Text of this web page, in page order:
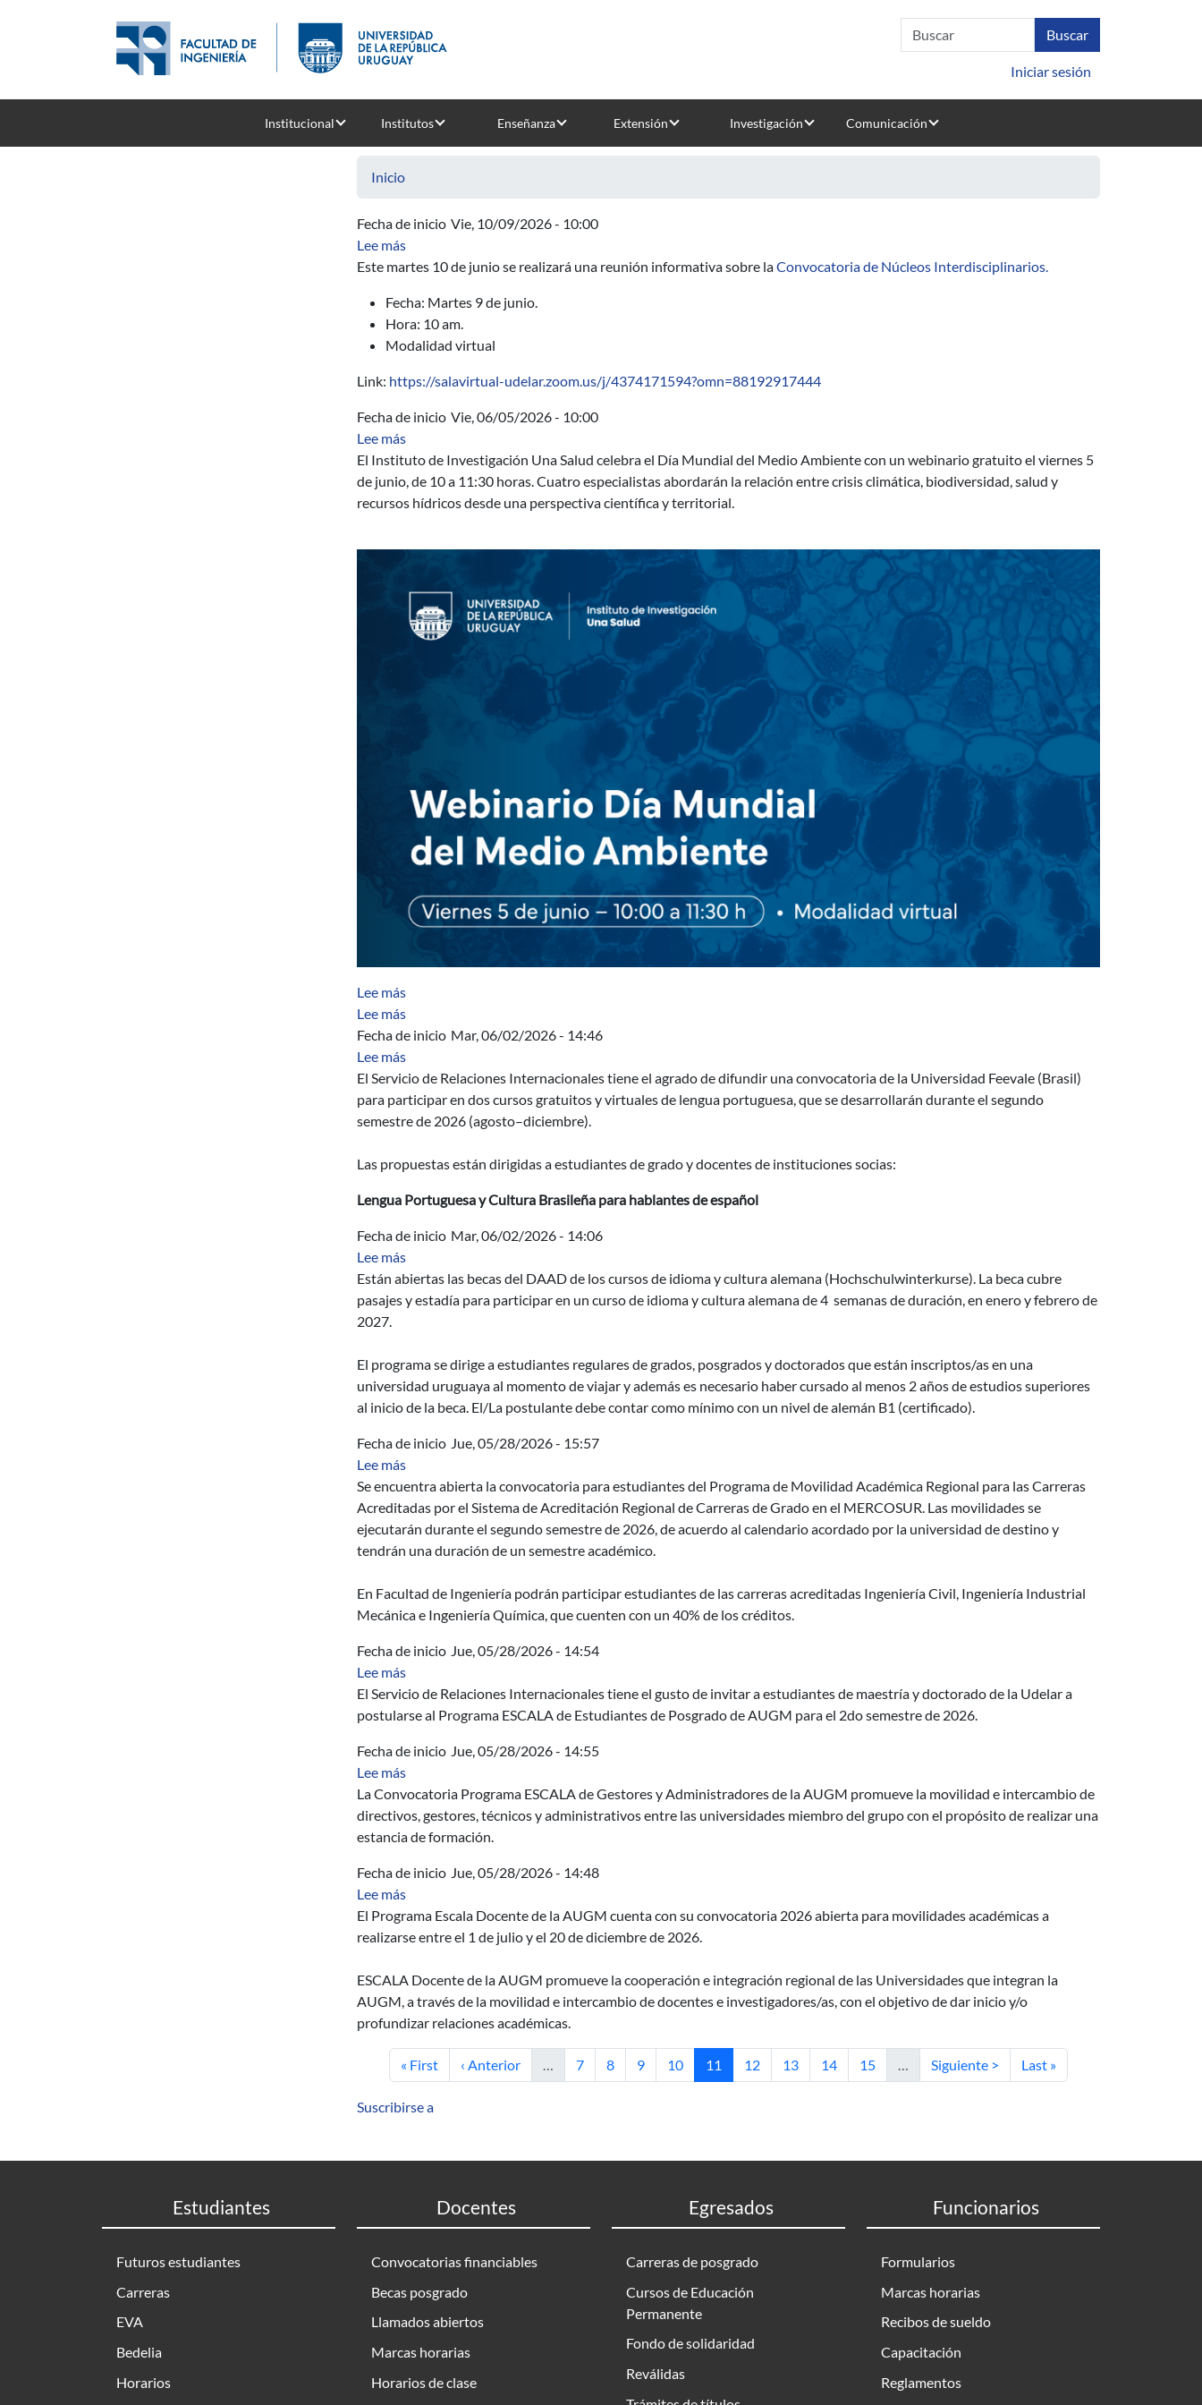
Iniciar sesión
Institucional Institutos Enseñanza Extensión Investigación Comunicación
Inicio
Fecha de inicio Vie, 10/09/2026 - 10:00
Lee mássobre Reunión informativa sobre la Convocatoria de Núcleos Interdisciplinarios
Este martes 10 de junio se realizará una reunión informativa sobre laConvocatoria de Núcleos Interdisciplinarios.
Fecha: Martes 9 de junio.
Hora: 10 am.
Modalidad virtual
Link: https://salavirtual-udelar.zoom.us/j/4374171594?omn=88192917444
Fecha de inicio Vie, 06/05/2026 - 10:00
Lee mássobre Webinario Día Mundial del Medio Ambiente
El Instituto de Investigación Una Salud celebra el Día Mundial del Medio Ambiente con un webinario gratuito el viernes 5
de junio, de 10 a 11:30 horas. Cuatro especialistas abordarán la relación entre crisis climática, biodiversidad, salud y
recursos hídricos desde una perspectiva científica y territorial.
Lee mássobre Taller de seguridad informática
Lee mássobre Int. a la seguridad informática
Fecha de inicio Mar, 06/02/2026 - 14:46
Lee mássobre Cursos gratuitos y virtuales de lengua portuguesa para estudiantes y docentes
El Servicio de Relaciones Internacionales tiene el agrado de difundir una convocatoria de la Universidad Feevale (Brasil)
para participar en dos cursos gratuitos y virtuales de lengua portuguesa, que se desarrollarán durante el segundo
semestre de 2026 (agosto–diciembre).
Las propuestas están dirigidas a estudiantes de grado y docentes de instituciones socias:
Lengua Portuguesa y Cultura Brasileña para hablantes de español
Fecha de inicio Mar, 06/02/2026 - 14:06
Lee mássobre DAAD: Becas de movilidad para cursos de idioma y cultura alemana
Están abiertas las becas del DAAD de los cursos de idioma y cultura alemana (Hochschulwinterkurse). La beca cubre
pasajes y estadía para participar en un curso de idioma y cultura alemana de 4 semanas de duración, en enero y febrero de
2027.
El programa se dirige a estudiantes regulares de grados, posgrados y doctorados que están inscriptos/as en una
universidad uruguaya al momento de viajar y además es necesario haber cursado al menos 2 años de estudios superiores
al inicio de la beca. El/La postulante debe contar como mínimo con un nivel de alemán B1 (certificado).
Fecha de inicio Jue, 05/28/2026 - 15:57
Lee mássobre Convocatoria de movilidad para estudiantes de grado Programa MARCA 2026
Se encuentra abierta la convocatoria para estudiantes del Programa de Movilidad Académica Regional para las Carreras
Acreditadas por el Sistema de Acreditación Regional de Carreras de Grado en el MERCOSUR. Las movilidades se
ejecutarán durante el segundo semestre de 2026, de acuerdo al calendario acordado por la universidad de destino y
tendrán una duración de un semestre académico.
En Facultad de Ingeniería podrán participar estudiantes de las carreras acreditadas Ingeniería Civil, Ingeniería Industrial
Mecánica e Ingeniería Química, que cuenten con un 40% de los créditos.
Fecha de inicio Jue, 05/28/2026 - 14:54
Lee mássobre Programa ESCALA Estudiantes de Posgrado de AUGM 2026
El Servicio de Relaciones Internacionales tiene el gusto de invitar a estudiantes de maestría y doctorado de la Udelar a
postularse al Programa ESCALA de Estudiantes de Posgrado de AUGM para el 2do semestre de 2026.
Fecha de inicio Jue, 05/28/2026 - 14:55
Lee mássobre Convocatoria Programa ESCALA de Gestores y Administradores de la AUGM
La Convocatoria Programa ESCALA de Gestores y Administradores de la AUGM promueve la movilidad e intercambio de
directivos, gestores, técnicos y administrativos entre las universidades miembro del grupo con el propósito de realizar una
estancia de formación.
Fecha de inicio Jue, 05/28/2026 - 14:48
Lee mássobre Programa Escala Docente de la AUGM - Convocatoria 2026 para movilidades académicas
El Programa Escala Docente de la AUGM cuenta con su convocatoria 2026 abierta para movilidades académicas a
realizarse entre el 1 de julio y el 20 de diciembre de 2026.
ESCALA Docente de la AUGM promueve la cooperación e integración regional de las Universidades que integran la
AUGM, a través de la movilidad e intercambio de docentes e investigadores/as, con el objetivo de dar inicio y/o
profundizar relaciones académicas.
Primera página
« First Página anterior
‹ Anterior … Página
7 Página
8 Página
9 Página
10 Página actual
11 Página
12 Página
13 Página
14 Página
15 … Siguiente página
Siguiente > Última página
Last »
Suscribirse a
Estudiantes
Futuros estudiantes
Carreras
EVA
Bedelia
Horarios
Docentes
Convocatorias financiables
Becas posgrado
Llamados abiertos
Marcas horarias
Horarios de clase
Egresados
Carreras de posgrado
Cursos de Educación
Permanente
Fondo de solidaridad
Reválidas
Funcionarios
Formularios
Marcas horarias
Recibos de sueldo
Capacitación
Reglamentos